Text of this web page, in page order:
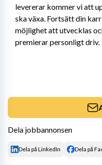
levererar kommer vi att
ska växa. Fortsätt din
möjlighet att utvecklas
premierar personligt driv.
Dela jobbannonsen
Dela på LinkedIn Dela på